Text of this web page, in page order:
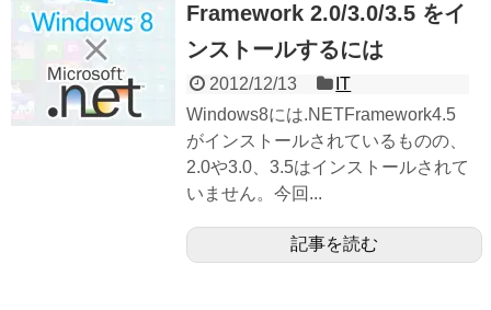
Framework 2.0/3.0/3.5 をイ
ンストールするには
2012/12/13
IT
Windows8には.NETFramework4.5
がインストールされているものの、
2.0や3.0、3.5はインストールされて
いません。今回...
記事を読む